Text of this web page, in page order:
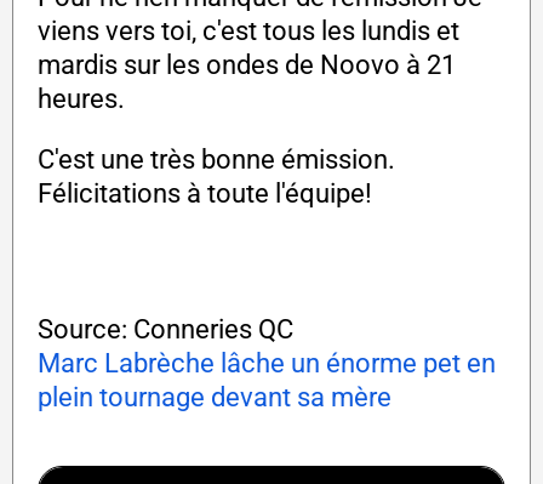
viens vers toi, c'est tous les lundis et
mardis sur les ondes de Noovo à 21
heures.
C'est une très bonne émission.
Félicitations à toute l'équipe!
Source: Conneries QC
Marc Labrèche lâche un énorme pet en
plein tournage devant sa mère